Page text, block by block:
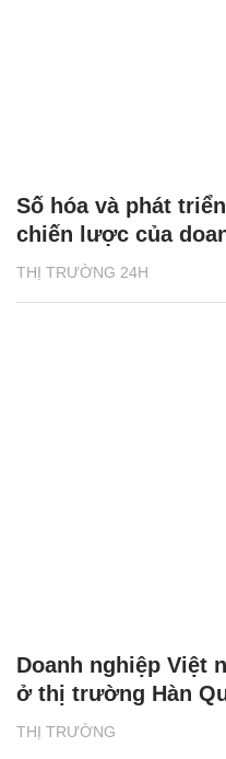
THỊ TRƯỜNG 24H
Số hóa và phát
chiến lược của
THỊ TRƯỜNG
Doanh nghiệp Việt
ở thị trường Hàn